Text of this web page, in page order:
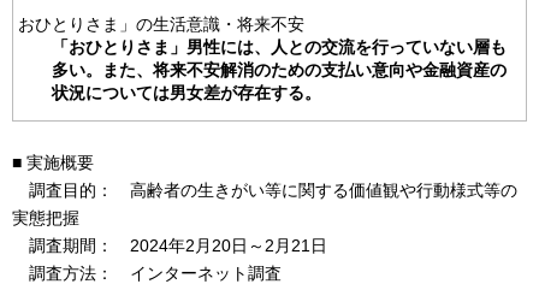
おひとりさま」の生活意識・将来不安
「おひとりさま」男性には、人との交流を行っていない層も
多い。また、将来不安解消のための支払い意向や金融資産の
状況については男女差が存在する。
■ 実施概要
調査目的： 高齢者の生きがい等に関する価値観や行動様式等の
実態把握
調査期間： 2024年2月20日～2月21日
調査方法： インターネット調査